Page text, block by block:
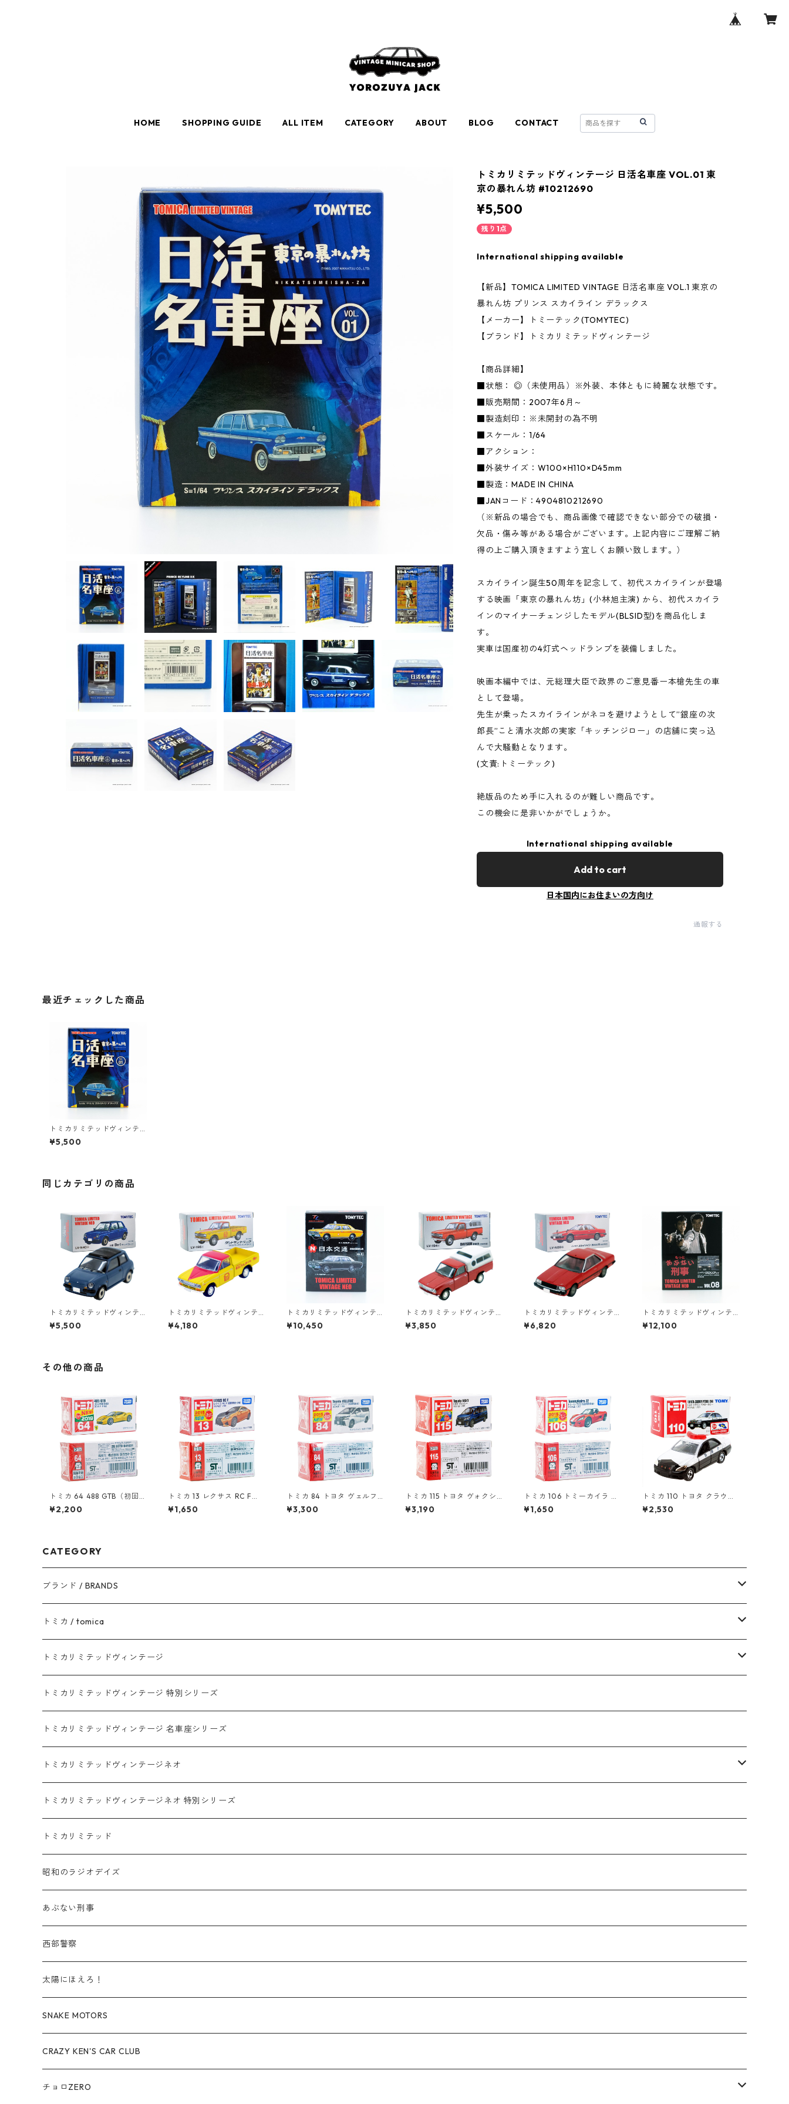
HOME SHOPPING GUIDE ALL ITEM CATEGORY ABOUT BLOG CONTACT
トミカリミテッドヴィンテージ 日活名車座 VOL.01 東
京の暴れん坊 #10212690
¥5,500
残り1点
International shipping available
【新品】TOMICA LIMITED VINTAGE 日活名車座 VOL.1 東京の
暴れん坊 プリンス スカイライン デラックス
【メーカー】トミーテック(TOMYTEC)
【ブランド】トミカリミテッドヴィンテージ
【商品詳細】
■状態： ◎（未使用品）※外装、本体ともに綺麗な状態です。
■販売期間：2007年6月～
■製造刻印：※未開封の為不明
■スケール：1/64
■アクション：
■外装サイズ：W100×H110×D45mm
■製造：MADE IN CHINA
■JANコード：4904810212690
（※新品の場合でも、商品画像で確認できない部分での破損・
欠品・傷み等がある場合がございます。上記内容にご理解ご納
得の上ご購入頂きますよう宜しくお願い致します。）
スカイライン誕生50周年を記念して、初代スカイラインが登場
する映画「東京の暴れん坊」(小林旭主演) から、初代スカイラ
インのマイナーチェンジしたモデル(BLSID型)を商品化しま
す。
実車は国産初の4灯式ヘッドランプを装備しました。
映画本編中では、元総理大臣で政界のご意見番ー本槍先生の車
として登場。
先生が乗ったスカイラインがネコを避けようとして”銀座の次
郎長”こと清水次郎の実家「キッチンジロー」の店舗に突っ込
んで大騒動となります。
(文責:トミーテック)
絶版品のため手に入れるのが難しい商品です。
この機会に是非いかがでしょうか。
International shipping available
Add to cart
日本国内にお住まいの方向け
通報する
最近チェックした商品
トミカリミテッドヴィンテ
ージ 日活名車座 VOL.01 東
京の暴れん坊 #10212690
¥5,500
同じカテゴリの商品
トミカリミテッドヴィンテ
ージネオ LV-N40a 日産 Be
-1 キャンバストップ #3622
¥5,500
トミカリミテッドヴィンテ
ージ LV-195a ダットサント
ラック 1300デラックス ブ
¥4,180
トミカリミテッドヴィンテ
ージネオ 日本交通 VOL.3 2
MODELS #10223412
¥10,450
トミカリミテッドヴィンテ
ージ LV-194a DATSUN truc
k 北米仕様 #36316633
¥3,850
トミカリミテッドヴィンテ
ージネオ LV-N85b ニッサン
スカイライン 2000 RS 82
¥6,820
トミカリミテッドヴィンテ
ージネオ もっと あぶない刑
事 VOL.08 ニッサン グロリ
¥12,100
その他の商品
トミカ 64 488 GTB（初回特
別仕様）#10102533
¥2,200
トミカ 13 レクサス RC F
（初回特別仕様）#1080168
9
¥1,650
トミカ 84 トヨタ ヴェルフ
ァイア（初回特別仕様）#10
824916
¥3,300
トミカ 115 トヨタ ヴォクシ
ー #10801214
¥3,190
トミカ 106 トミーカイラ ZZ
（初回特別仕様）#1080179
5
¥1,650
トミカ 110 トヨタ クラウン
パトロールカー #1070274
0
¥2,530
CATEGORY
ブランド / BRANDS
トヨタ / TOYOTA
ダイハツ / DAIHATSU
マツダ / MAZDA
ホンダ / HONDA
日産 / NISSAN
スバル / SUBARU
スズキ / SUZUKI
三菱 / MITSUBISHI
シボレー / Chevrolet
ビー・エム・ダブリュー / BMW
レクサス / LEXUS
アウディ / Audi
ロータス / LOTUS
三菱ふそう/ MITSUBISHI FUSO
トミカ / tomica
赤箱 - 現行トミカ
赤箱 - 限定トミカ 初回特別カラー
赤箱 - 絶版（廃盤）トミカ No.1-120
赤箱 - 絶版（廃盤）トミカ No.1-9
赤箱 - 絶版（廃盤）トミカ No.10-19
赤箱 - 絶版（廃盤）トミカ No.60-69
赤箱 - 絶版（廃盤）トミカ No.70-79
赤箱 - 絶版（廃盤）ロングトミカ No.121-
赤箱 - 車種別
乗用車
商用車・公用車
トミカリミテッドヴィンテージ
TLV - NEW LINEUP
TLV - No. LV-00-195
TLV - No. LV-00-09
TLV - No. LV-10-19
TLV - No. LV-60-69
TLV - No. LV-70-79
TLV - 車種別
乗用車
商用車・公用車
トミカリミテッドヴィンテージ 特別シリーズ
トミカリミテッドヴィンテージ 名車座シリーズ
トミカリミテッドヴィンテージネオ
TLVN - NEW LINEUP
TLVN - No. LV-00-219
TLVN - No. LV-00-09
TLVN - No. LV-10-19
TLVN - No. LV-60-69
TLVN - 車種別
乗用車
商用車・公用車
トミカリミテッドヴィンテージネオ 特別シリーズ
トミカリミテッド
昭和のラジオデイズ
あぶない刑事
西部警察
太陽にほえろ！
SNAKE MOTORS
CRAZY KEN'S CAR CLUB
チョロZERO